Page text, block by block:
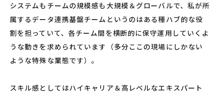
システムもチームの規模感も大規模＆グローバルで、私が所
属するデータ連携基盤チームというのはある種ハブ的な役
割を担っていて、各チーム間を横断的に保守運用していくよ
うな動きを求められています（多分ここの現場にしかない
ような特殊な業態です）。
スキル感としてはハイキャリア＆高レベルなエキスパート